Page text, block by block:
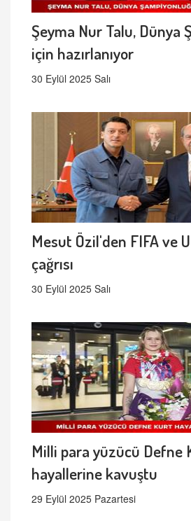
Şeyma Nur Talu, Dünya
için hazırlanıyor
30 Eylül 2025 Salı
Mesut Özil'den FIFA ve
çağrısı
30 Eylül 2025 Salı
Milli para yüzücü Defne
hayallerine kavuştu
29 Eylül 2025 Pazartesi